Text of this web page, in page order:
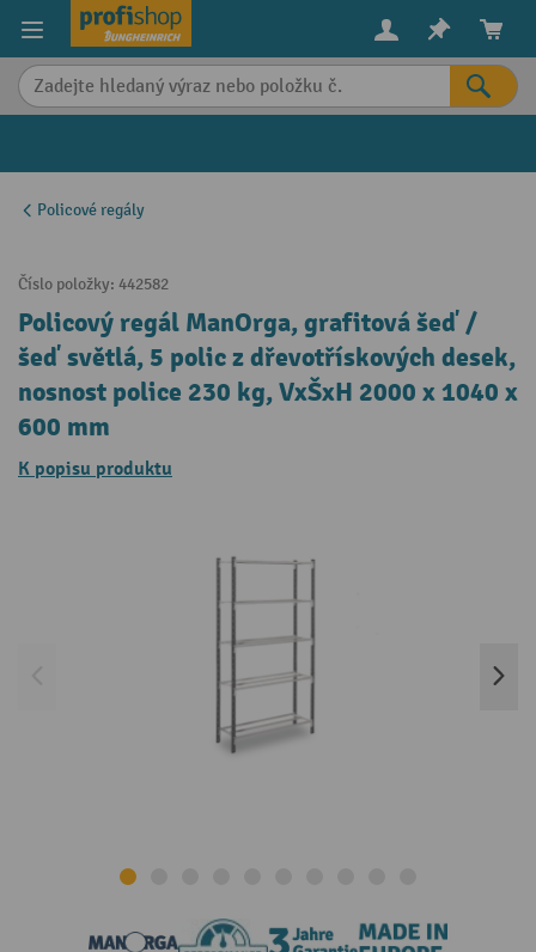
content
Policové regály
Číslo položky: 442582
Policový regál ManOrga, grafitová šeď /
šeď světlá, 5 polic z dřevotřískových desek,
nosnost police 230 kg, VxŠxH 2000 x 1040 x
600 mm
K popisu produktu